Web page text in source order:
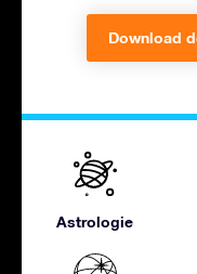
Download
Astrologie